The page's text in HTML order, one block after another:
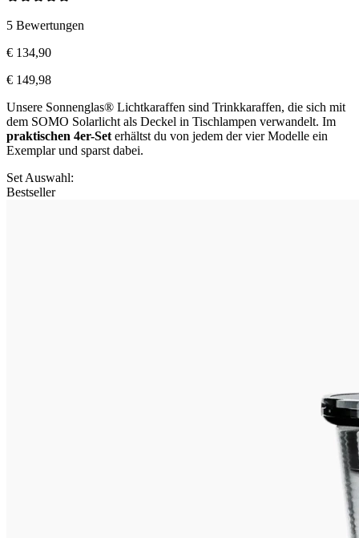
5 Bewertungen
€ 134,90
€ 149,98
Unsere Sonnenglas® Lichtkaraffen sind Trinkkaraffen, die sich mit
dem SOMO Solarlicht als Deckel in Tischlampen verwandelt. Im
praktischen 4er-Set erhältst du von jedem der vier Modelle ein
Exemplar und sparst dabei.
Set Auswahl:
Bestseller